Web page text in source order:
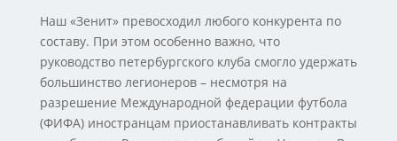
Наш «Зенит» превосходил любого конкурента по
составу. При этом особенно важно, что
руководство петербургского клуба смогло удержать
большинство легионеров – несмотря на
разрешение Международной федерации футбола
(ФИФА) иностранцам приостанавливать контракты